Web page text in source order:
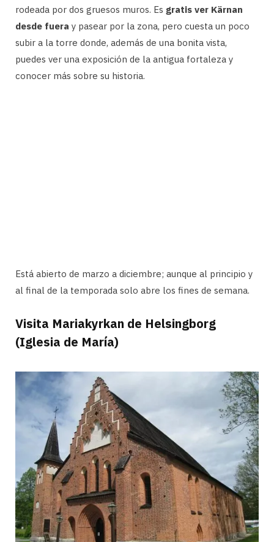
rodeada por dos gruesos muros. Es gratis ver Kärnan
desde fuera y pasear por la zona, pero cuesta un poco
subir a la torre donde, además de una bonita vista,
puedes ver una exposición de la antigua fortaleza y
conocer más sobre su historia.
Está abierto de marzo a diciembre; aunque al principio y
al final de la temporada solo abre los fines de semana.
Visita Mariakyrkan de Helsingborg
(Iglesia de María)